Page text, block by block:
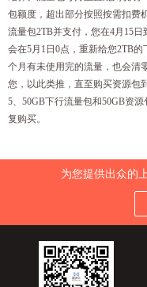
包额度，超出部分按照按需扣费
流量包2TB并支付，您在4月15
会在5月1日0点，重新给您2TB
个月有未使用完的流量，也会清
您，以此类推，直至购买资源包
5、50GB下行流量包和50GB资
复购买。
为您提供出众的